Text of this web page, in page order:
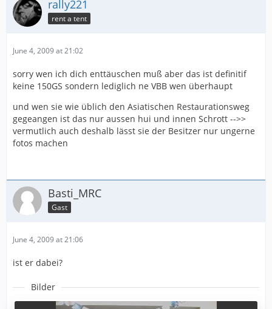
rally221
rent a tent
June 4, 2009 at 21:02
sorry wen ich dich enttäuschen muß aber das ist definitif
keine 150GS sondern lediglich ne VBB wen überhaupt
und wen sie wie üblich den Asiatischen Restaurationsweg
gegeangen ist das nur aussen hui und innen Schrott -->>
vermutlich auch deshalb lässt sie der Besitzer nur ungerne
fotos machen
Basti_MRC
Gast
June 4, 2009 at 21:06
ist er dabei?
Bilder